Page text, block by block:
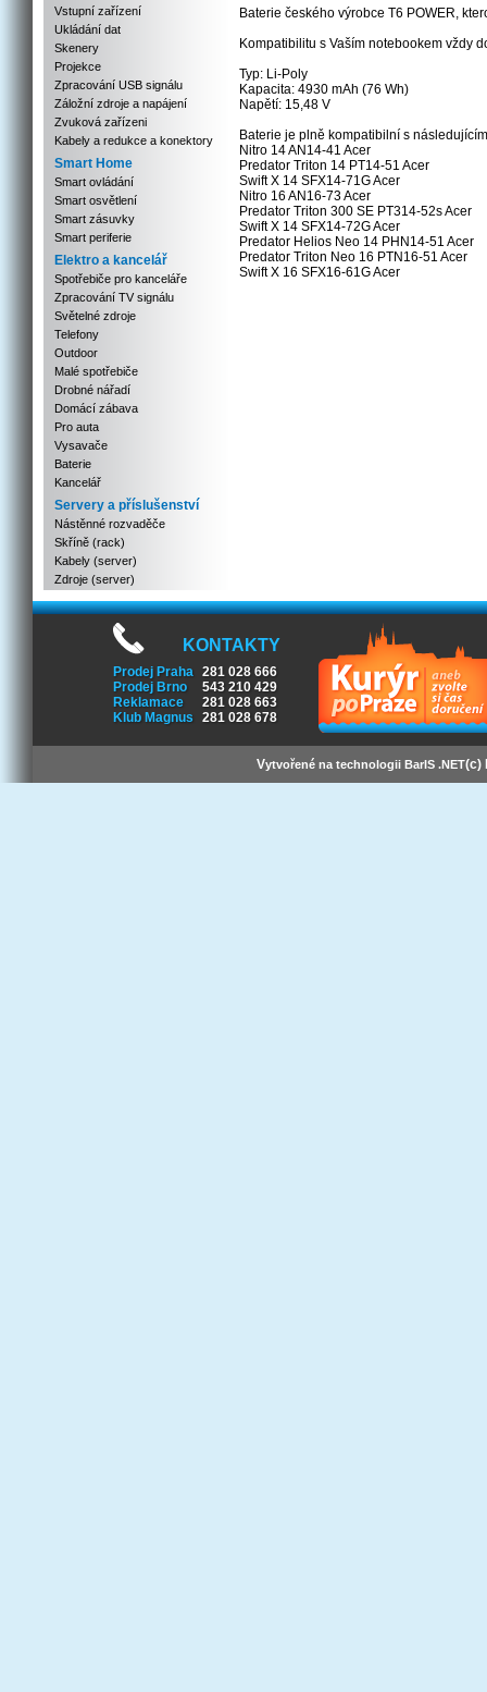
Vstupní zařízení
Ukládání dat
Skenery
Projekce
Zpracování USB signálu
Záložní zdroje a napájení
Zvuková zařízeni
Kabely a redukce a konektory
Smart Home
Smart ovládání
Smart osvětlení
Smart zásuvky
Smart periferie
Elektro a kancelář
Spotřebiče pro kanceláře
Zpracování TV signálu
Světelné zdroje
Telefony
Outdoor
Malé spotřebiče
Drobné nářadí
Domácí zábava
Pro auta
Vysavače
Baterie
Kancelář
Servery a příslušenství
Nástěnné rozvaděče
Skříně (rack)
Kabely (server)
Zdroje (server)
Baterie českého výrobce T6 POWER,
Kompatibilitu s Vaším notebookem vždy
Typ: Li-Poly
Kapacita: 4930 mAh (76 Wh)
Napětí: 15,48 V
Baterie je plně kompatibilní s
Nitro 14 AN14-41 Acer
Predator Triton 14 PT14-51 Acer
Swift X 14 SFX14-71G Acer
Nitro 16 AN16-73 Acer
Predator Triton 300 SE PT314-52s Acer
Swift X 14 SFX14-72G Acer
Predator Helios Neo 14 PHN14-51 Acer
Predator Triton Neo 16 PTN16-51 Acer
Swift X 16 SFX16-61G Acer
KONTAKTY
Prodej Praha 281 028 666
Prodej Brno
543 210 429
Reklamace
281 028 663
Klub Magnus
281 028 678
Vytvořené na technologii BarIS .NET(c)